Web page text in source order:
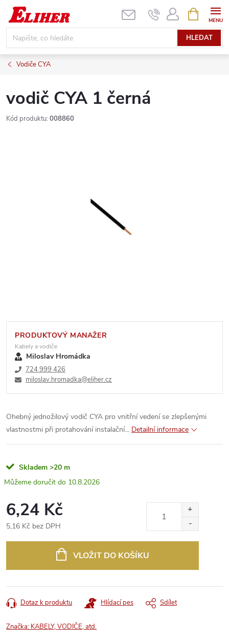
Přejít
obsah
HLEDAT
NÁKUPNÍ
KOŠÍK
Vodiče CYA
vodič CYA 1 černá
Kód produktu: 008860
PRODUKTOVÝ MANAŽER
Kabely a vodiče
Miloslav Hromádka
724 999 426
miloslav.hromadka@eliher.cz
Ohebný jednožilový vodič CYA pro vnitřní vedení se zlepšenými
vlastnostmi při protahování instalační... Detailní informace
Skladem >20 m
10.8.2026
6,24 Kč
5,16 Kč bez DPH
VLOŽIT DO KOŠÍKU
Dotaz k produktu Hlídací pes Sdílet
Značka: KABELY, VODIČE, atd.